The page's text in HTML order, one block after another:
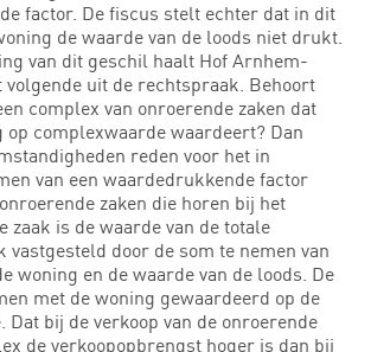
factor. De fiscus stelt echter dat in dit
de waarde van de loods niet drukt.
van dit geschil haalt Hof Arnhem-
volgende uit de rechtspraak. Behoort
complex van onroerende zaken dat
op complexwaarde waardeert? Dan
reden voor het in
van een waardedrukkende factor
zaken die horen bij het
zaak is de waarde van de totale
vastgesteld door de som te nemen van
woning en de waarde van de loods. De
met de woning gewaardeerd op de
Dat bij de verkoop van de onroerende
de verkoopopbrengst hoger is dan bij